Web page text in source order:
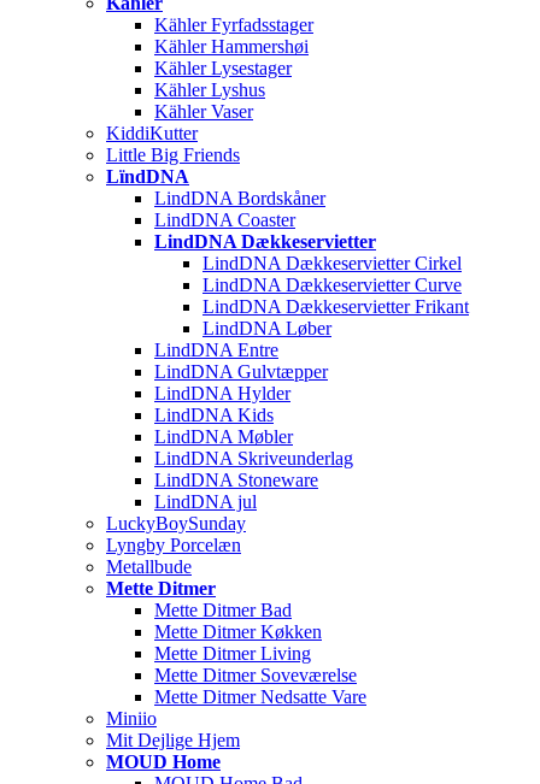
Kähler Fyrfadsstager
Kähler Hammershøi
Kähler Lysestager
Kähler Lyshus
Kähler Vaser
KiddiKutter
Little Big Friends
LïndDNA
LindDNA Bordskåner
LindDNA Coaster
LindDNA Dækkeservietter
LindDNA Dækkeservietter Cirkel
LindDNA Dækkeservietter Curve
LindDNA Dækkeservietter Frikant
LindDNA Løber
LindDNA Entre
LindDNA Gulvtæpper
LindDNA Hylder
LindDNA Kids
LindDNA Møbler
LindDNA Skriveunderlag
LindDNA Stoneware
LindDNA jul
LuckyBoySunday
Lyngby Porcelæn
Metallbude
Mette Ditmer
Mette Ditmer Bad
Mette Ditmer Køkken
Mette Ditmer Living
Mette Ditmer Soveværelse
Mette Ditmer Nedsatte Vare
Miniio
Mit Dejlige Hjem
MOUD Home